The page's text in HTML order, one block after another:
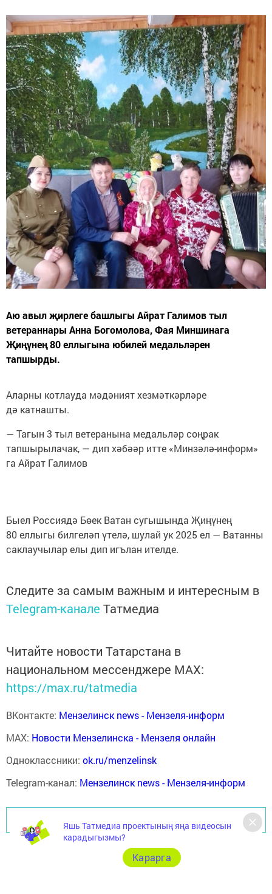
Аю авыл җирлеге башлыгы Айрат Галимов тыл
ветераннары Анна Богомолова, Фая Миншинага
Җиңүнең 80 еллыгына юбилей медальләрен
тапшырды.
Аларны котлауда мәдәният хезмәткәрләре
дә катнашты.
— Тагын 3 тыл ветеранына медальләр соңрак
тапшырылачак, — дип хәбәәр итте «Минзәлә-информ»
га Айрат Галимов
Быел Россиядә Бөек Ватан сугышында Җиңүнең
80 еллыгы билгеләп үтелә, шулай ук 2025 ел — Ватанны
саклаучылар елы дип игълан ителде.
Следите за самым важным и интересным в
Telegram-канале Татмедиа
Читайте новости Татарстана в
национальном мессенджере MАХ:
https://max.ru/tatmedia
ВКонтакте: Мензелинск news - Мензеля-информ
MAX: Новости Мензелинска - Мензеля онлайн
Одноклассники: ok.ru/menzelinsk
Telegram-канал: Мензелинск news - Мензеля-информ
Перейти на страницу новости
Яшь Татмедиа проектының яңа видеосын
карадыгызмы?
Карарга